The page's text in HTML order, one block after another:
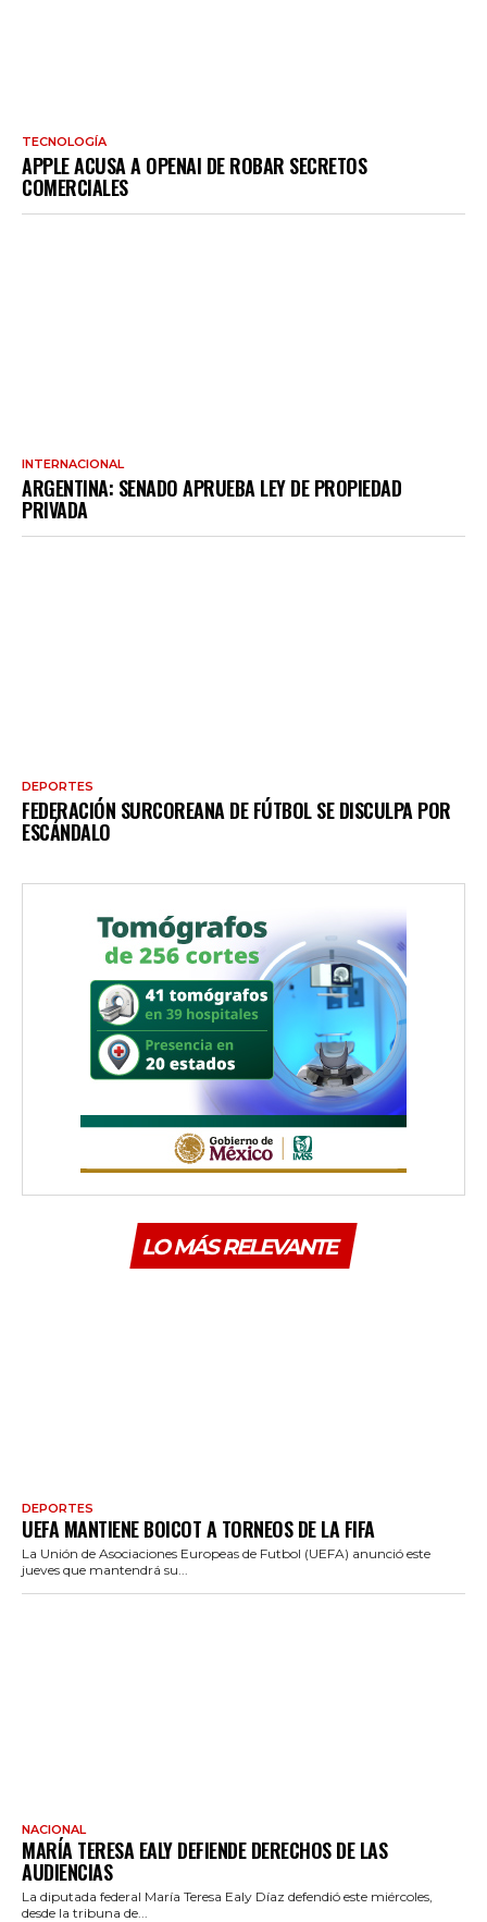
TECNOLOGÍA
APPLE ACUSA A OPENAI DE ROBAR SECRETOS
COMERCIALES
INTERNACIONAL
ARGENTINA: SENADO APRUEBA LEY DE PROPIEDAD
PRIVADA
DEPORTES
FEDERACIÓN SURCOREANA DE FÚTBOL SE DISCULPA POR
ESCÁNDALO
LO MÁS RELEVANTE
DEPORTES
UEFA MANTIENE BOICOT A TORNEOS DE LA FIFA
La Unión de Asociaciones Europeas de Futbol (UEFA) anunció este
jueves que mantendrá su...
NACIONAL
MARÍA TERESA EALY DEFIENDE DERECHOS DE LAS
AUDIENCIAS
La diputada federal María Teresa Ealy Díaz defendió este miércoles,
desde la tribuna de...